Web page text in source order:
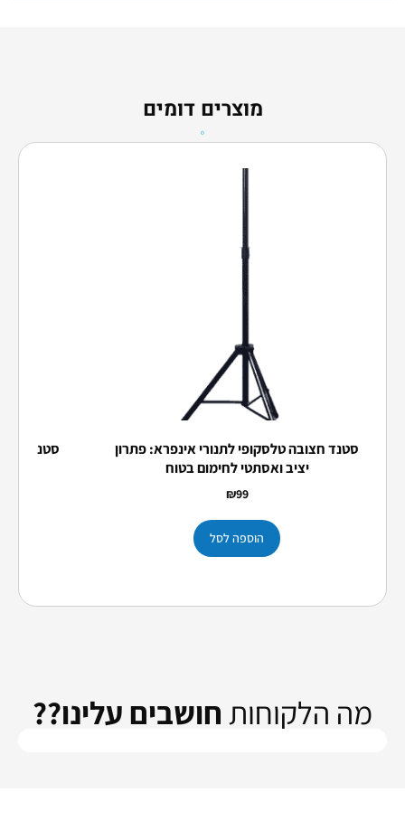
מוצרים דומים
סטנד חצובה טלסקופי לתנורי אינפרא: פתרון
יציב ואסתטי לחימום בטוח
₪99
הוספה לסל
סטנד
מה הלקוחות חושבים עלינו??